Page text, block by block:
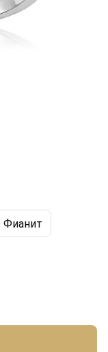
Фианит